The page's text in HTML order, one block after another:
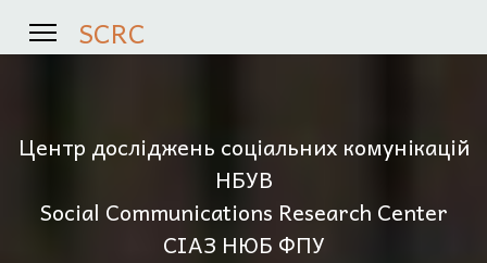
SCRC
Центр досліджень соціальних комунікацій
НБУВ
Social Communications Research Center
СІАЗ НЮБ ФПУ